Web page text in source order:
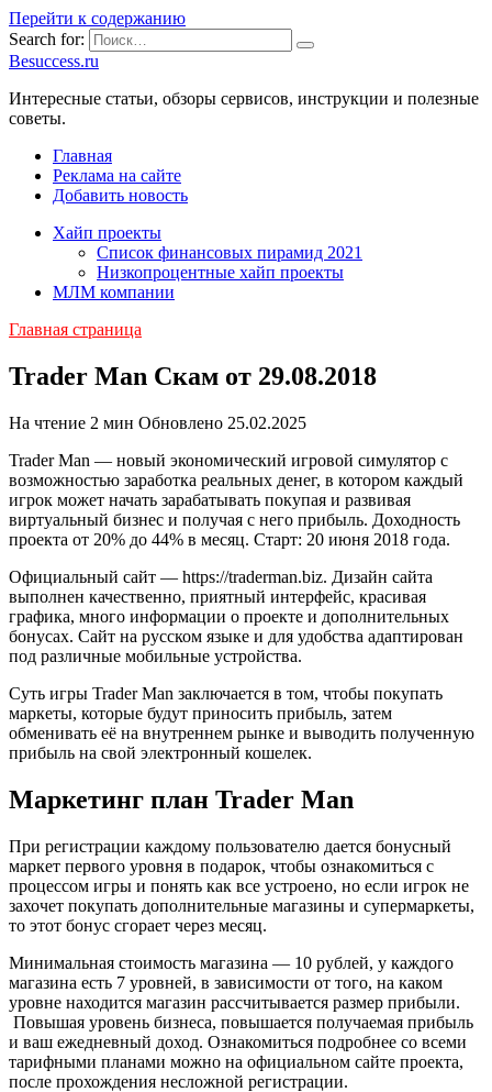
Перейти к содержанию
Search for:
Besuccess.ru
Интересные статьи, обзоры сервисов, инструкции и полезные
советы.
Главная
Реклама на сайте
Добавить новость
Хайп проекты
Список финансовых пирамид 2021
Низкопроцентные хайп проекты
МЛМ компании
Главная страница
Trader Man Скам от 29.08.2018
На чтение 2 мин Обновлено 25.02.2025
Trader Man — новый экономический игровой симулятор с
возможностью заработка реальных денег, в котором каждый
игрок может начать зарабатывать покупая и развивая
виртуальный бизнес и получая с него прибыль. Доходность
проекта от 20% до 44% в месяц. Старт: 20 июня 2018 года.
Официальный сайт — https://traderman.biz. Дизайн сайта
выполнен качественно, приятный интерфейс, красивая
графика, много информации о проекте и дополнительных
бонусах. Сайт на русском языке и для удобства адаптирован
под различные мобильные устройства.
Суть игры Trader Man заключается в том, чтобы покупать
маркеты, которые будут приносить прибыль, затем
обменивать её на внутреннем рынке и выводить полученную
прибыль на свой электронный кошелек.
Маркетинг план Trader Man
При регистрации каждому пользователю дается бонусный
маркет первого уровня в подарок, чтобы ознакомиться с
процессом игры и понять как все устроено, но если игрок не
захочет покупать дополнительные магазины и супермаркеты,
то этот бонус сгорает через месяц.
Минимальная стоимость магазина — 10 рублей, у каждого
магазина есть 7 уровней, в зависимости от того, на каком
уровне находится магазин рассчитывается размер прибыли.
Повышая уровень бизнеса, повышается получаемая прибыль
и ваш ежедневный доход. Ознакомиться подробнее со всеми
тарифными планами можно на официальном сайте проекта,
после прохождения несложной регистрации.